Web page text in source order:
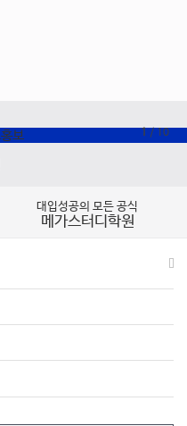
1 / 10
대입성공의 모든 공식
메가스터디학원